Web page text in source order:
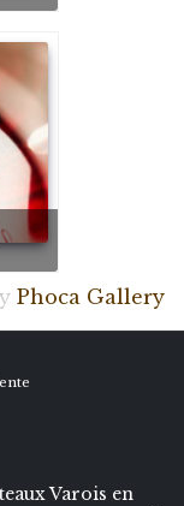
Phoca Gallery
Varois en